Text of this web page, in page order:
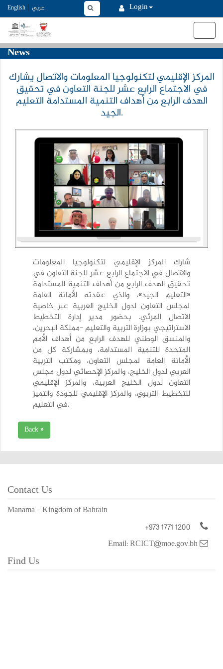
MasterLayout.master
English | عربي Login
News
المركز الإقليمي لتكنولوجيا المعلومات والاتصال يشارك
في الاجتماع الرابع عشر للجنة التعاون في تحقيق
الهدف الرابع من أهداف التنمية المستدامة التعليم
الجيد.
شارك المركز الإقليمي لتكنولوجيا المعلومات
والاتصال في الاجتماع الرابع عشر للجنة التعاون في
تحقيق الهدف الرابع من أهداف التنمية المستدامة
«التعليم الجيد»، والذي عقدته الأمانة العامة
لمجلس التعاون لدول الخليج العربية عبر خاصية
الاتصال المرئي. بحضور مدير إدارة التخطيط
الاستراتيجي بوزارة التربية والتعليم -مملكة البحرين،
والمنسق الوطني للهدف الرابع من أهداف الأمم
المتحدة للتنمية المستدامة، وبمشاركة كل من
الأمانة العامة لمجلس التعاون، ومكتب التربية
العربي لدول الخليج، والمركز الإحصائي لدول مجلس
التعاون لدول الخليج العربية، والمركز الإقليمي
للتخطيط التربوي، والمركز الإقليمي للجودة والتميز
في التعليم.
Back »
Contact Us
Manama - Kingdom of Bahrain
+973 1771 1200
Email: RCICT@moe.gov.bh
Find Us